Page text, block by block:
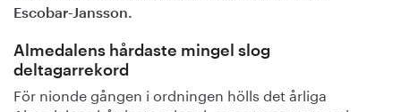
Escobar-Jansson.
Almedalens hårdaste mingel slog
deltagarrekord
För nionde gången i ordningen hölls det årliga